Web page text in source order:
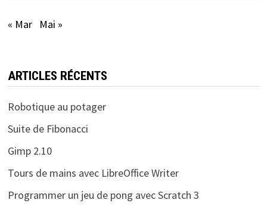
« Mar Mai »
ARTICLES RÉCENTS
Robotique au potager
Suite de Fibonacci
Gimp 2.10
Tours de mains avec LibreOffice Writer
Programmer un jeu de pong avec Scratch 3